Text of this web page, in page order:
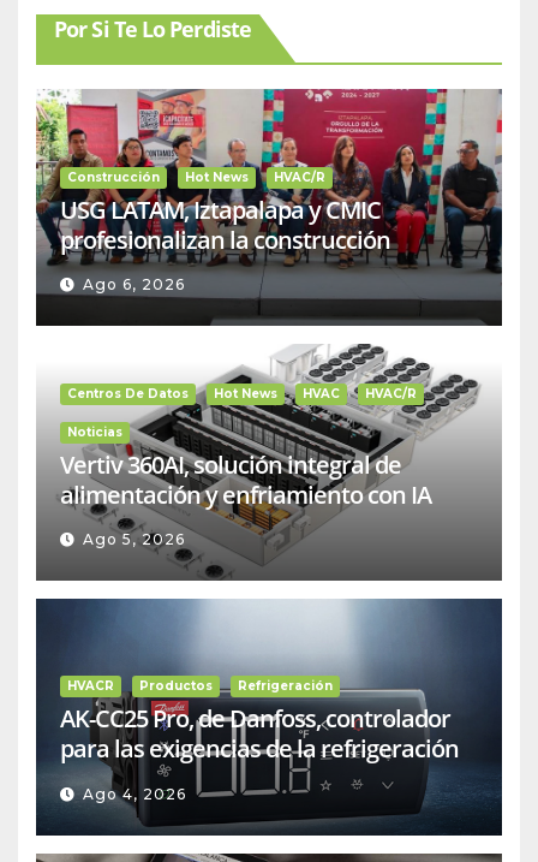
Por Si Te Lo Perdiste
Construcción Hot News HVAC/R
USG LATAM, Iztapalapa y CMIC
profesionalizan la construcción
Ago 6, 2026
Centros De Datos Hot News HVAC HVAC/R
Noticias
Vertiv 360AI, solución integral de
alimentación y enfriamiento con IA
Ago 5, 2026
HVACR Productos Refrigeración
AK-CC25 Pro, de Danfoss, controlador
para las exigencias de la refrigeración
comercial
Ago 4, 2026